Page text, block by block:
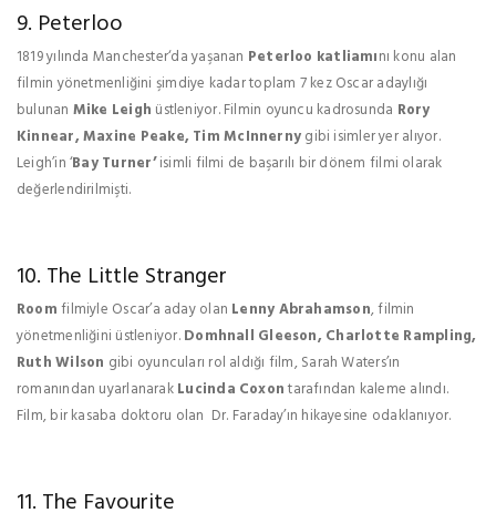
9. Peterloo
1819 yılında Manchester‘da yaşanan Peterloo katliamını konu alan
filmin yönetmenliğini şimdiye kadar toplam 7 kez Oscar adaylığı
bulunan Mike Leigh üstleniyor. Filmin oyuncu kadrosunda Rory
Kinnear, Maxine Peake, Tim McInnernygibi isimler yer alıyor.
Leigh’in ‘Bay Turner’isimli filmi de başarılı bir dönem filmi olarak
değerlendirilmişti.
10. The Little Stranger
Roomfilmiyle Oscar’a aday olan Lenny Abrahamson, filmin
yönetmenliğini üstleniyor.Domhnall Gleeson, Charlotte Rampling,
Ruth Wilson gibi oyuncuları rol aldığı film, Sarah Waters’ın
romanından uyarlanarakLucinda Coxontarafından kaleme alındı.
Film, bir kasaba doktoru olan Dr. Faraday’ın hikayesine odaklanıyor.
11. The Favourite